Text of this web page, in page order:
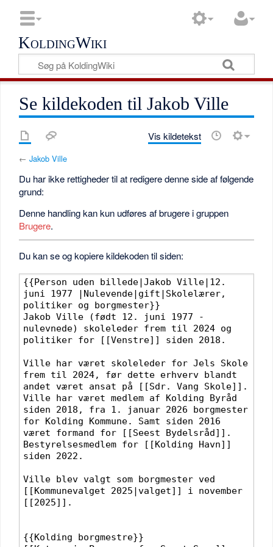
KoldingWiki
Se kildekoden til Jakob Ville
Vis kildetekst
←Jakob Ville
Du har ikke rettigheder til at redigere denne side af følgende
grund:
Denne handling kan kun udføres af brugere i gruppen
Brugere.
Du kan se og kopiere kildekoden til siden: